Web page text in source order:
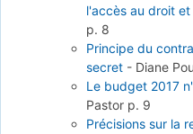
l'accès au droit
p. 8
Principe du
secret - Diane
Le budget 2017
Pastor p. 9
Précisions sur la